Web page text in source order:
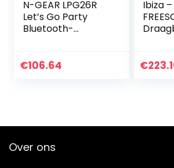
N-GEAR LPG26R
Let’s Go Party
Bluetooth-
microfoon, led-
€106.64
Ibiza –
€
Over ons